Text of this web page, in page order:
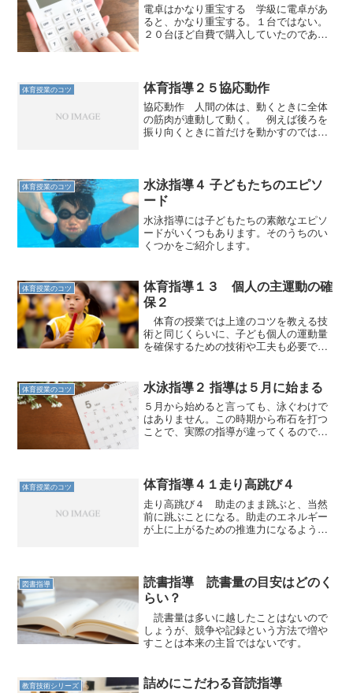
電卓はかなり重宝する 学級に電卓があ
ると、かなり重宝する。１台ではない。
２０台ほど自費で購入していたのであ
０円程度だった記憶があるが...
体育授業のコツ 体育指導２５協応動作
協応動作 人間の体は、動くときに全体
の筋肉が連動して動く。 例えば後ろを
振り向くときに首だけを動かすのではな
何気ない動作だけでなく、...
体育授業のコツ
水泳指導４ 子どもたちのエピソ
ード
水泳指導には子どもたちの素敵なエピソ
ードがいくつもあります。そのうちのい
くつかをご紹介します。
体育授業のコツ
体育指導１３ 個人の主運動の確
保２
体育の授業では上達のコツを教える技
術と同じくらいに、子ども個人の運動量
を確保するための技術や工夫も必要で
体育授業のコツ 水泳指導２ 指導は５月に始まる
５月から始めると言っても、泳ぐわけで
はありません。この時期から布石を打つ
ことで、実際の指導が違ってくるので
体育授業のコツ 体育指導４１走り高跳び４
走り高跳び４ 助走のまま跳ぶと、当然
前に跳ぶことになる。助走のエネルギー
が上に上がるための推進力になるように
き付ける。この感覚を体感...
図書指導
読書指導 読書量の目安はどのく
らい？
読書量は多いに越したことはないので
しょうが、競争や記録という方法で増や
すことは本来の主旨ではないです。
教育技術シリーズ 詰めにこだわる音読指導